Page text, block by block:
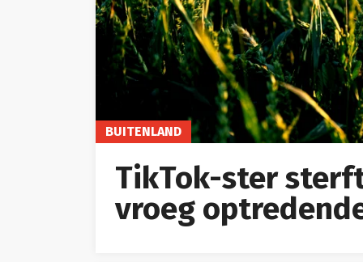
BUITENLAND
TikTok-ster
vroeg